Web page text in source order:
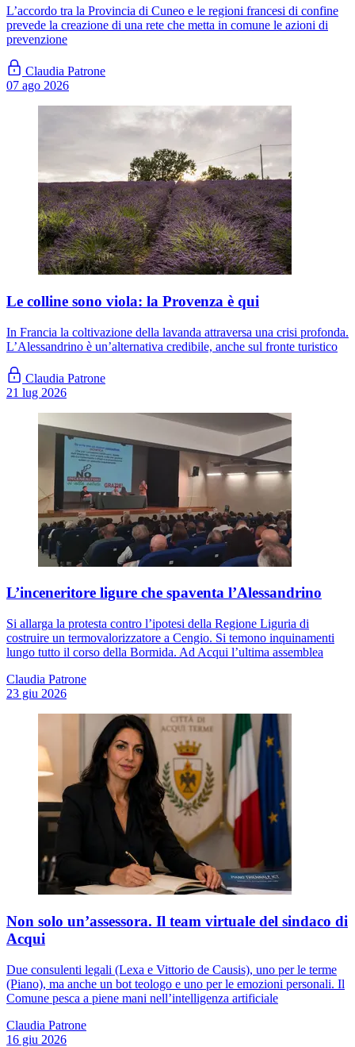
L’accordo tra la Provincia di Cuneo e le regioni francesi di confine
prevede la creazione di una rete che metta in comune le azioni di
prevenzione
Claudia Patrone
07 ago 2026
Le colline sono viola: la Provenza è qui
In Francia la coltivazione della lavanda attraversa una crisi profonda.
L’Alessandrino è un’alternativa credibile, anche sul fronte turistico
Claudia Patrone
21 lug 2026
L’inceneritore ligure che spaventa l’Alessandrino
Si allarga la protesta contro l’ipotesi della Regione Liguria di
costruire un termovalorizzatore a Cengio. Si temono inquinamenti
lungo tutto il corso della Bormida. Ad Acqui l’ultima assemblea
Claudia Patrone
23 giu 2026
Non solo un’assessora. Il team virtuale del sindaco di
Acqui
Due consulenti legali (Lexa e Vittorio de Causis), uno per le terme
(Piano), ma anche un bot teologo e uno per le emozioni personali. Il
Comune pesca a piene mani nell’intelligenza artificiale
Claudia Patrone
16 giu 2026